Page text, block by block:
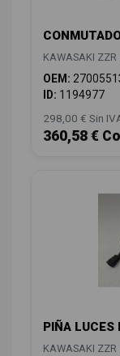
KAWASAKI ZZR
OEM:
ID: 1194977
298,00 € Sin
360,58 €
PIÑA
KAWASAKI ZZR